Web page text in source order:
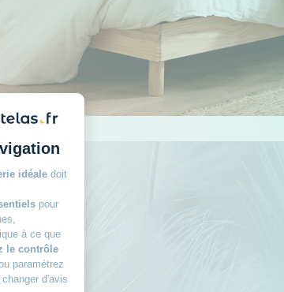
idéale doit
pour
à ce que
le contrôle
paramétrez
d'avis
des
recevez
en avant-